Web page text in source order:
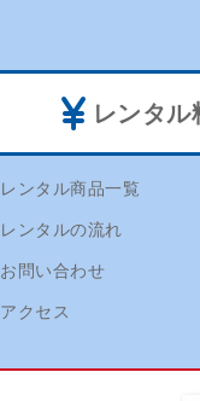
レンタル
レンタル商品一覧
レンタルの流れ
お問い合わせ
アクセス